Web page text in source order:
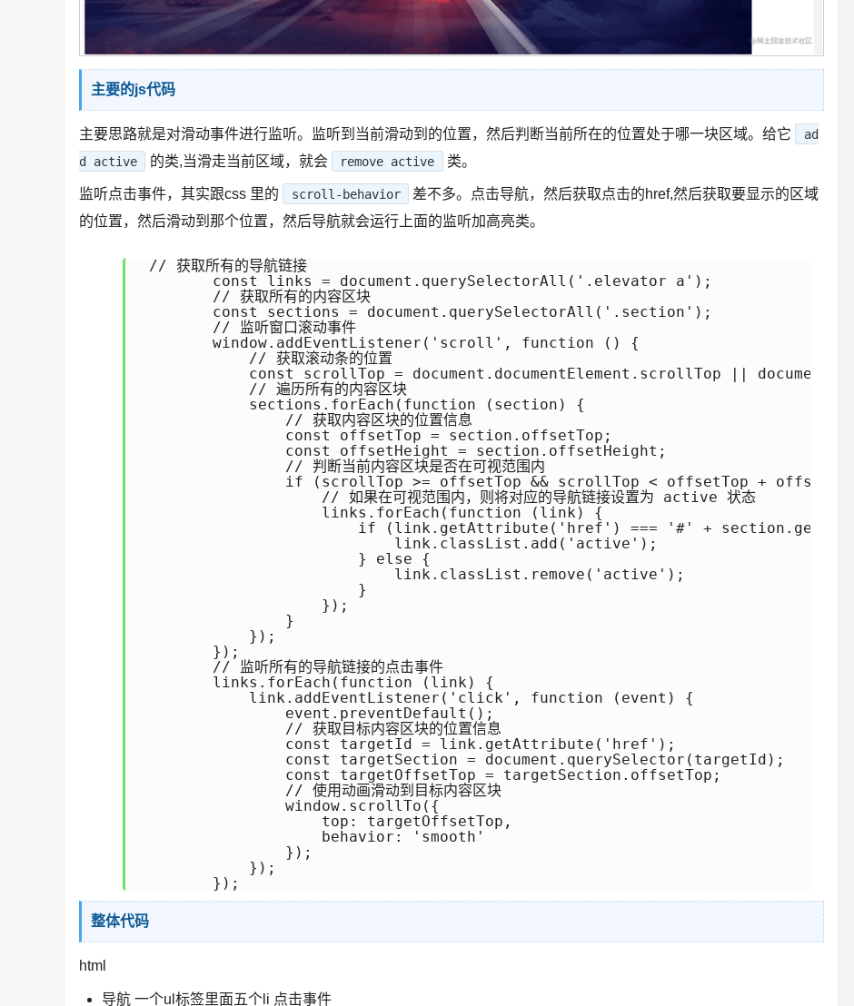
主要的js代码
主要思路就是对滑动事件进行监听。监听到当前滑动到的位置，然后判断当前所在的位置处于哪一块区域。给它
ad
d active
的类,当滑走当前区域，就会 remove active 类。
监听点击事件，其实跟css 里的 scroll-behavior
差不多。点击导航，然后获取点击的href,然后获取要显示的区域
的位置，然后滑动到那个位置，然后导航就会运行上面的监听加高亮类。
// 获取所有的导航链接
        const links = document.querySelectorAll('.elevator a');
        // 获取所有的内容区块
        const sections = document.querySelectorAll('.section');
        // 监听窗口滚动事件
        window.addEventListener('scroll', function () {
            // 获取滚动条的位置
const scrollTop = document.documentElement.scrollTop ||
            // 遍历所有的内容区块
            sections.forEach(function (section) {
                // 获取内容区块的位置信息
                const offsetTop = section.offsetTop;
                const offsetHeight = section.offsetHeight;
                // 判断当前内容区块是否在可视范围内
if (scrollTop >= offsetTop && scrollTop < offsetTop +
                    // 如果在可视范围内，则将对应的导航链接设置为 active 状态
                    links.forEach(function (link) {
if (link.getAttribute('href') === '#' +
                            link.classList.add('active');
                        } else {
                            link.classList.remove('active');
                        }
                    });
                }
            });
        });
        // 监听所有的导航链接的点击事件
        links.forEach(function (link) {
            link.addEventListener('click', function (event) {
                event.preventDefault();
                // 获取目标内容区块的位置信息
                const targetId = link.getAttribute('href');
                const targetSection = document.querySelector(targetId);
                const targetOffsetTop = targetSection.offsetTop;
                // 使用动画滑动到目标内容区块
                window.scrollTo({
                    top: targetOffsetTop,
                    behavior: 'smooth'
                });
            });
        });
整体代码
html
导航 一个ul标签里面五个li 点击事件